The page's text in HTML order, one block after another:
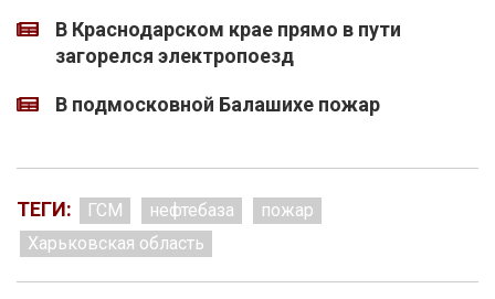
В Краснодарском крае прямо в пути
загорелся электропоезд
В подмосковной Балашихе пожар
ТЕГИ: ГСМ нефтебаза
пожар
Харьковская область